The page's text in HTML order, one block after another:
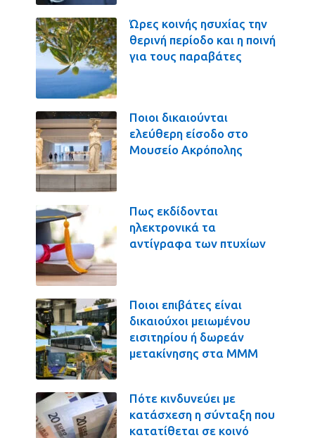
Ώρες κοινής ησυχίας την
θερινή περίοδο και η ποινή
για τους παραβάτες
Ποιοι δικαιούνται
ελεύθερη είσοδο στο
Μουσείο Ακρόπολης
Πως εκδίδονται
ηλεκτρονικά τα
αντίγραφα των πτυχίων
Ποιοι επιβάτες είναι
δικαιούχοι μειωμένου
εισιτηρίου ή δωρεάν
μετακίνησης στα ΜΜΜ
Πότε κινδυνεύει με
κατάσχεση η σύνταξη που
κατατίθεται σε κοινό